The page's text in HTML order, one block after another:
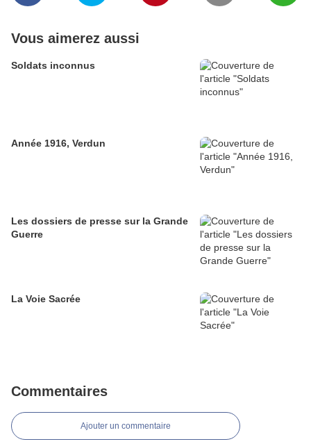
Vous aimerez aussi
Soldats inconnus
Année 1916, Verdun
Les dossiers de presse sur la Grande
Guerre
La Voie Sacrée
Commentaires
Ajouter un commentaire